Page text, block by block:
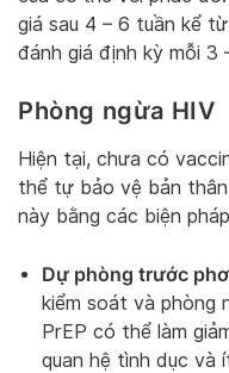
giá sau 4 – 6 tuần kể
đánh giá định kỳ mỗi 3
Phòng ngừa HIV
Hiện tại, chưa có
thể tự bảo vệ bản thân
này bằng các biện
Dự phòng trước
kiểm soát và phòng
PrEP có thể làm
quan hệ tình dục và